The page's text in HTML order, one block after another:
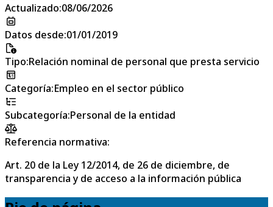
Actualizado:08/06/2026
Datos desde:01/01/2019
Tipo:Relación nominal de personal que presta servicio
Categoría:Empleo en el sector público
Subcategoría:Personal de la entidad
Referencia normativa:
Art. 20 de la Ley 12/2014, de 26 de diciembre, de
transparencia y de acceso a la información pública